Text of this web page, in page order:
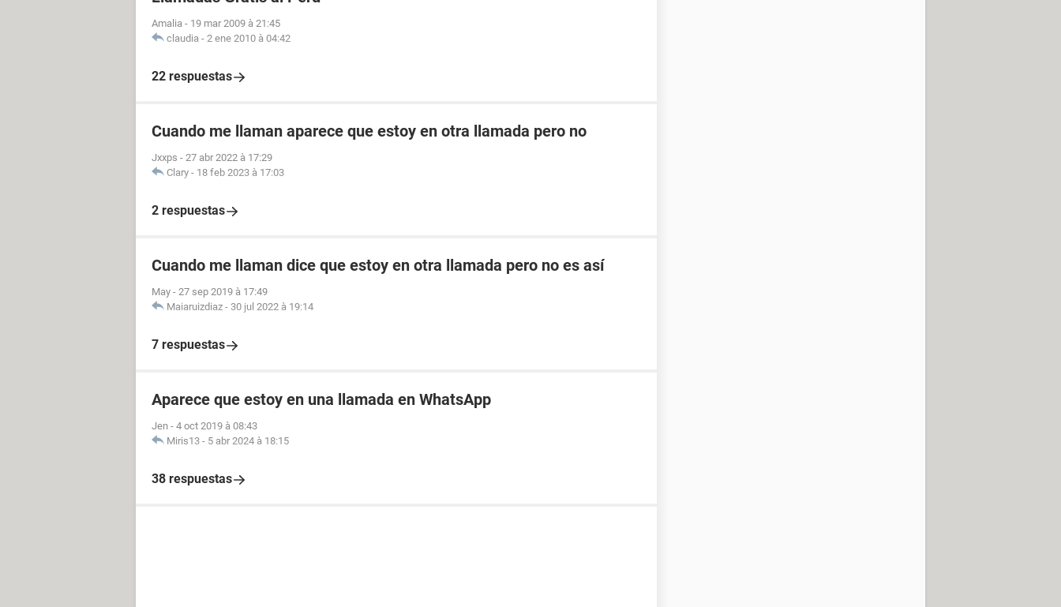
Amalia - 19 mar 2009 à 21:45
claudia - 2 ene 2010 à 04:42
22 respuestas
Cuando me llaman aparece que estoy en otra llamada pero no
Jxxps - 27 abr 2022 à 17:29
Clary - 18 feb 2023 à 17:03
2 respuestas
Cuando me llaman dice que estoy en otra llamada pero no es así
May - 27 sep 2019 à 17:49
Maiaruizdiaz - 30 jul 2022 à 19:14
7 respuestas
Aparece que estoy en una llamada en WhatsApp
Jen - 4 oct 2019 à 08:43
Miris13 - 5 abr 2024 à 18:15
38 respuestas